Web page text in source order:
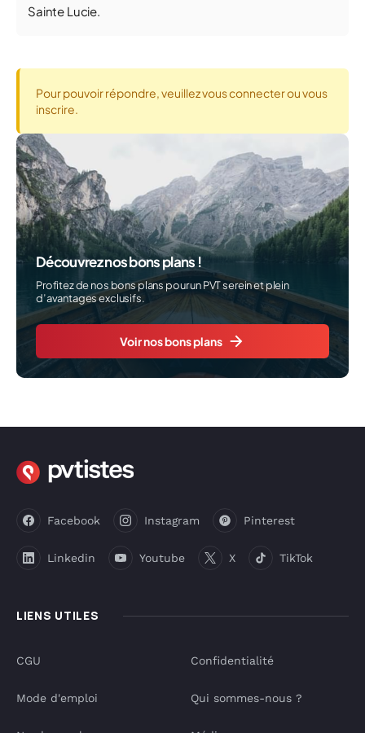
Sainte Lucie.
Pour pouvoir répondre, veuillez vous connecter ou vous
inscrire.
Découvrez nos bons plans !
Profitez de nos bons plans pour un PVT serein et plein
d’avantages exclusifs.
Voir nos bons plans
LIENS UTILES
Facebook Instagram Pinterest
Linkedin Youtube X TikTok
CGU
Mode d'emploi
Confidentialité
Qui sommes-nous ?